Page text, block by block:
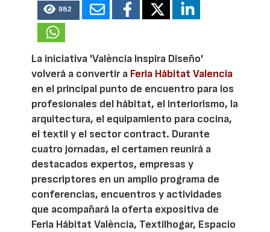
982
La iniciativa 'València Inspira Diseño'
volverá a convertir a Feria Hábitat Valencia
en el principal punto de encuentro para los
profesionales del hábitat, el interiorismo, la
arquitectura, el equipamiento para cocina,
el textil y el sector contract. Durante
cuatro jornadas, el certamen reunirá a
destacados expertos, empresas y
prescriptores en un amplio programa de
conferencias, encuentros y actividades
que acompañará la oferta expositiva de
Feria Hábitat València, Textilhogar, Espacio